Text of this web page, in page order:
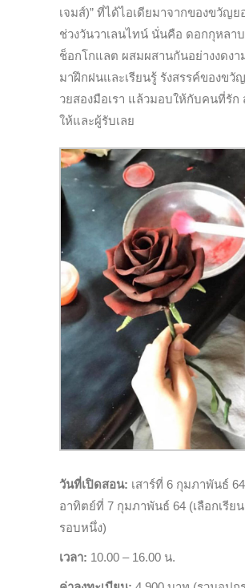
เจมส์)” ที่ได้ไอเดียมาจากของขวัญย
ช่วงวันวาเลนไทน์ นั่นคือ ดอกกุหลา
ช็อกโกแลต ผสมผสานกันอย่างงดงา
มาฝึกฝนและเรียนรู้ รังสรรค์ของขวั
วยสองมือเรา แล้วมอบให้กับคนที่รัก
ให้และผู้รับเลย
วันที่เปิดสอน: เสาร์ที่ 6 กุมภาพันธ์
อาทิตย์ที่ 7 กุมภาพันธ์ 64 (เลือกเรีย
รอบหนึ่ง)
เวลา: 10.00 – 16.00 น.